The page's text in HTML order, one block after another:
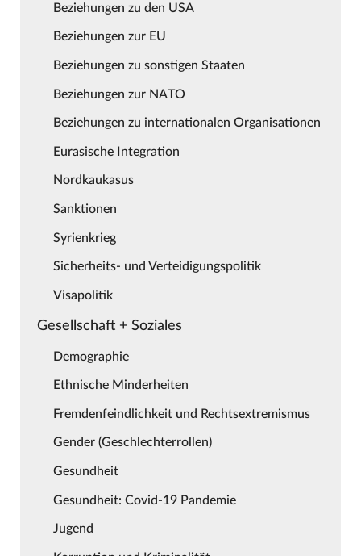
Beziehungen zu den USA
Beziehungen zur EU
Beziehungen zu sonstigen Staaten
Beziehungen zur NATO
Beziehungen zu internationalen Organisationen
Eurasische Integration
Nordkaukasus
Sanktionen
Syrienkrieg
Sicherheits- und Verteidigungspolitik
Visapolitik
Gesellschaft + Soziales
Demographie
Ethnische Minderheiten
Fremdenfeindlichkeit und Rechtsextremismus
Gender (Geschlechterrollen)
Gesundheit
Gesundheit: Covid-19 Pandemie
Jugend